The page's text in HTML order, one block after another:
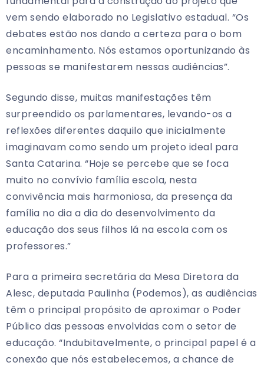
vem sendo elaborado no Legislativo estadual. “Os
debates estão nos dando a certeza para o bom
encaminhamento. Nós estamos oportunizando às
pessoas se manifestarem nessas audiências”.
Segundo disse, muitas manifestações têm
surpreendido os parlamentares, levando-os a
reflexões diferentes daquilo que inicialmente
imaginavam como sendo um projeto ideal para
Santa Catarina. “Hoje se percebe que se foca
muito no convívio família escola, nesta
convivência mais harmoniosa, da presença da
família no dia a dia do desenvolvimento da
educação dos seus filhos lá na escola com os
professores.”
Para a primeira secretária da Mesa Diretora da
Alesc, deputada Paulinha (Podemos), as audiências
têm o principal propósito de aproximar o Poder
Público das pessoas envolvidas com o setor de
educação. “Indubitavelmente, o principal papel é a
conexão que nós estabelecemos, a chance de